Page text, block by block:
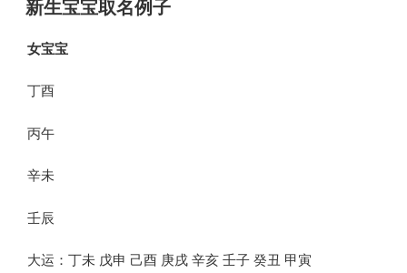
于
新生宝宝取名例子
女宝宝
丁酉
丙午
辛未
壬辰
大运：丁未 戊申 己酉 庚戌 辛亥 壬子 癸丑 甲寅